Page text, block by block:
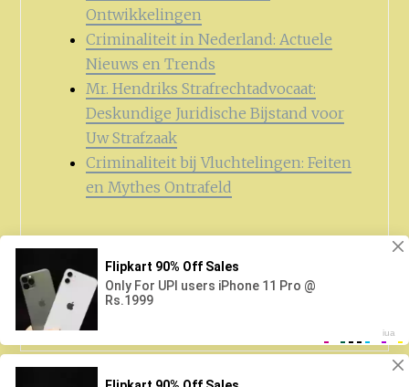
Ontwikkelingen
Criminaliteit in Nederland: Actuele
Nieuws en Trends
Mr. Hendriks Strafrechtadvocaat:
Deskundige Juridische Bijstand voor
Uw Strafzaak
Criminaliteit bij Vluchtelingen: Feiten
en Mythes Ontrafeld
Zoeken
naar: